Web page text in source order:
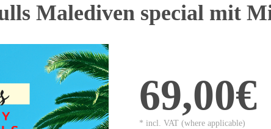
Malediven special mit
69,00€
* incl. VAT (where applicable)